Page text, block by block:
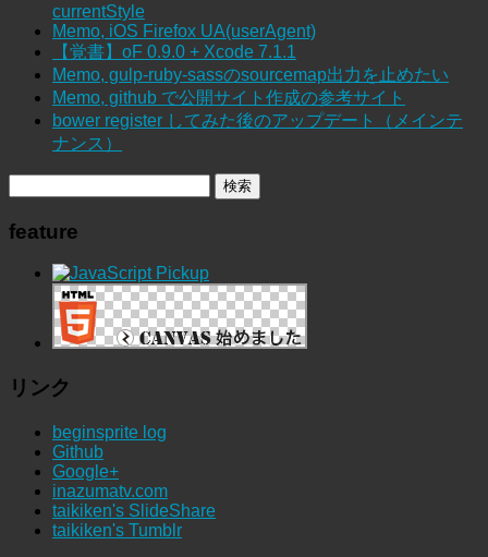
currentStyle
Memo, iOS Firefox UA(userAgent)
【覚書】oF 0.9.0 + Xcode 7.1.1
Memo, gulp-ruby-sassのsourcemap出力を止めたい
Memo, github で公開サイト作成の参考サイト
bower register してみた後のアップデート（メインテ
ナンス）
feature
リンク
beginsprite log
Github
Google+
inazumatv.com
taikiken's SlideShare
taikiken's Tumblr